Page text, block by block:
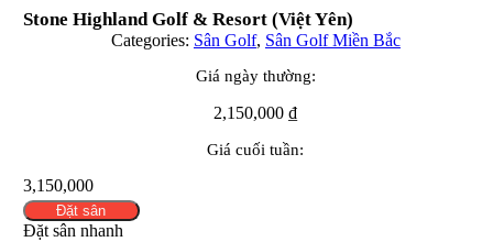
Stone Highland Golf & Resort (Việt Yên)
Categories: Sân Golf, Sân Golf Miền Bắc
Giá ngày thường:
2,150,000₫
Giá cuối tuần:
3,150,000
Đặt sân
Đặt sân nhanh